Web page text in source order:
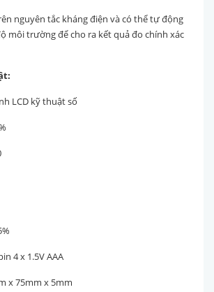
nguyên tắc kháng điện và có thể tự động
môi trường để cho ra kết quả đo chính xác
LCD kỹ thuật số
4 x 1.5V AAA
x 75mm x 5mm